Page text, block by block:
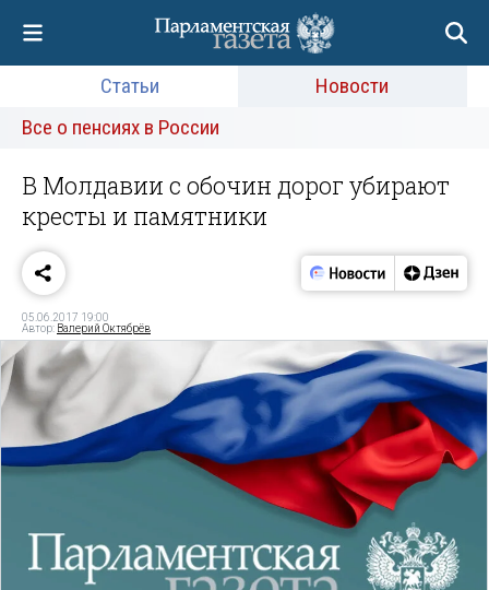
Статьи
Новости
Все о пенсиях в России
В Молдавии с обочин дорог убирают
кресты и памятники
05.06.2017 19:00
Автор: Валерий Октябрёв